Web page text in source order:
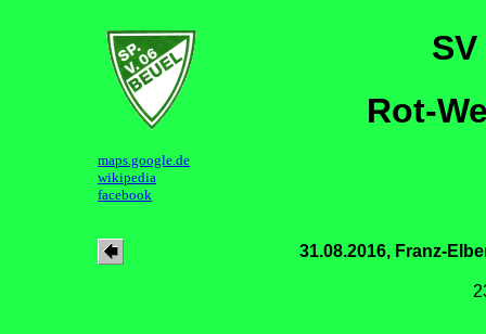
Rot-
maps.google.de
wikipedia
facebook
31.08.2016, Franz-